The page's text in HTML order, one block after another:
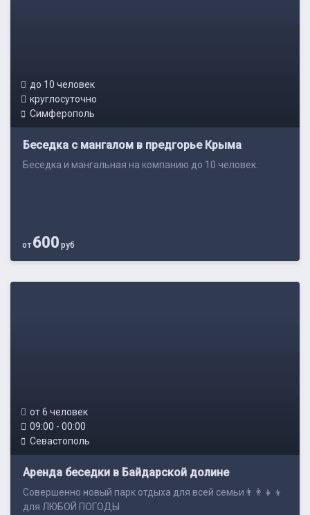
до 10 человек
круглосуточно
Симферополь
Беседка с мангалом в предгорье Крыма
Беседка и мангальная на компанию до 10 человек.
от600 руб
от 6 человек
09:00 - 00:00
Севастополь
Аренда беседки в Байдарской долине
Совершенно новый парк отдыха для всей семьи👨‍👨‍👧‍👦
для ЛЮБОЙ ПОГОДЫ